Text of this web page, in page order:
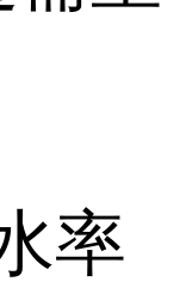
率